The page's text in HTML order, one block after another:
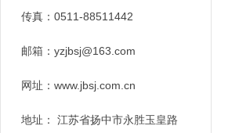
传真：0511-88511442
邮箱：yzjbsj@163.com
网址：www.jbsj.com.cn
地址： 江苏省扬中市永胜玉皇路